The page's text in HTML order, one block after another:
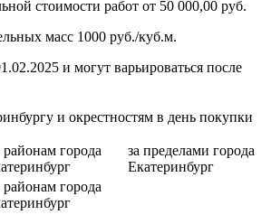
стоимости работ от 50 000,00 руб.
масс 1000 руб./куб.м.
и могут варьироваться после
и окрестностям в день покупки
районам города
за пределами города
Екатеринбург
районам города